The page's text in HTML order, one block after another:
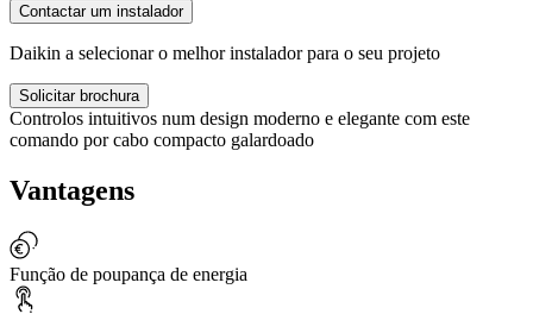
Contactar um instalador
Daikin a selecionar o melhor instalador para o seu projeto
Solicitar brochura
Controlos intuitivos num design moderno e elegante com este
comando por cabo compacto galardoado
Vantagens
Função de poupança de energia